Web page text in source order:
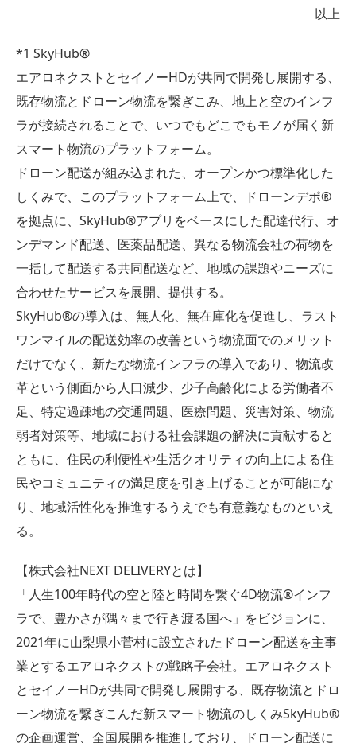
以上
*1 SkyHub®︎
エアロネクストとセイノーHDが共同で開発し展開する、
既存物流とドローン物流を繋ぎこみ、地上と空のインフ
ラが接続されることで、いつでもどこでもモノが届く新
スマート物流のプラットフォーム。
ドローン配送が組み込まれた、オープンかつ標準化した
しくみで、このプラットフォーム上で、ドローンデポ®︎
を拠点に、SkyHub®アプリをベースにした配達代行、オ
ンデマンド配送、医薬品配送、異なる物流会社の荷物を
一括して配送する共同配送など、地域の課題やニーズに
合わせたサービスを展開、提供する。
SkyHub®の導入は、無人化、無在庫化を促進し、ラスト
ワンマイルの配送効率の改善という物流面でのメリット
だけでなく、新たな物流インフラの導入であり、物流改
革という側面から人口減少、少子高齢化による労働者不
足、特定過疎地の交通問題、医療問題、災害対策、物流
弱者対策等、地域における社会課題の解決に貢献すると
ともに、住民の利便性や生活クオリティの向上による住
民やコミュニティの満足度を引き上げることが可能にな
り、地域活性化を推進するうえでも有意義なものといえ
る。
【株式会社NEXT DELIVERYとは】
「人生100年時代の空と陸と時間を繋ぐ4D物流®︎インフ
ラで、豊かさが隅々まで行き渡る国へ」をビジョンに、
2021年に山梨県小菅村に設立されたドローン配送を主事
業とするエアロネクストの戦略子会社。エアロネクスト
とセイノーHDが共同で開発し展開する、既存物流とドロ
ーン物流を繋ぎこんだ新スマート物流のしくみSkyHub®
の企画運営、全国展開を推進しており、ドローン配送に